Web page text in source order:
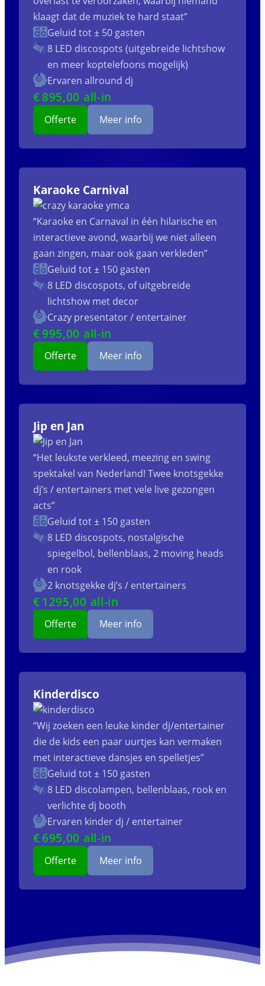
klaagt dat de muziek te hard staat”
Geluid tot ± 50 gasten
8 LED discospots (uitgebreide lichtshow
en meer koptelefoons mogelijk)
Ervaren allround dj
€895,00 all-in
Offerte Meer info
Karaoke Carnival
“Karaoke en Carnaval in één hilarische en
interactieve avond, waarbij we niet alleen
gaan zingen, maar ook gaan verkleden”
Geluid tot ± 150 gasten
8 LED discospots, of uitgebreide
lichtshow met decor
Crazy presentator / entertainer
€995,00 all-in
Offerte Meer info
Jip en Jan
“Het leukste verkleed, meezing en swing
spektakel van Nederland! Twee knotsgekke
dj’s / entertainers met vele live gezongen
acts”
Geluid tot ± 150 gasten
8 LED discospots, nostalgische
spiegelbol, bellenblaas, 2 moving heads
en rook
2 knotsgekke dj’s / entertainers
€ 1295,00 all-in
Offerte Meer info
Kinderdisco
“Wij zoeken een leuke kinder dj/entertainer
die de kids een paar uurtjes kan vermaken
met interactieve dansjes en spelletjes”
Geluid tot ± 150 gasten
8 LED discolampen, bellenblaas, rook en
verlichte dj booth
Ervaren kinder dj / entertainer
€ 695,00 all-in
Offerte Meer info